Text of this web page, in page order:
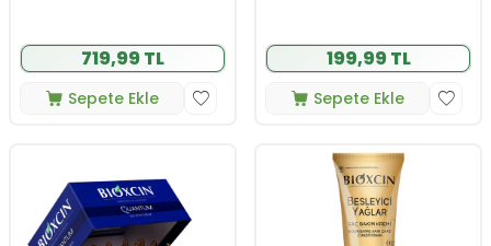
719,99 TL
Sepete Ekle
199,99 TL
Sepete Ekle